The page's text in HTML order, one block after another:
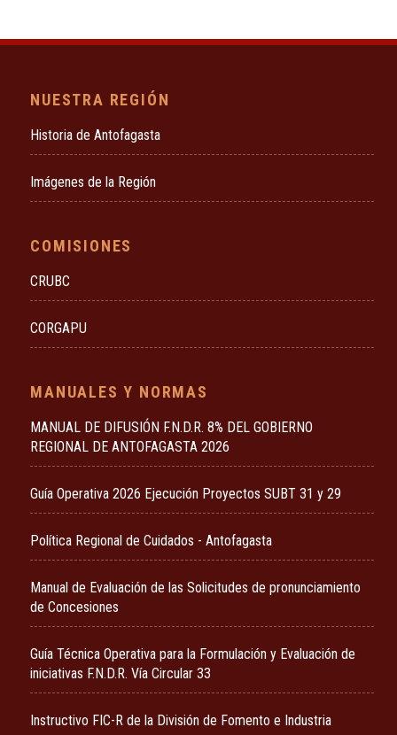
NUESTRA REGIÓN
Historia de Antofagasta
Imágenes de la Región
COMISIONES
CRUBC
CORGAPU
MANUALES Y NORMAS
MANUAL DE DIFUSIÓN F.N.D.R. 8% DEL GOBIERNO
REGIONAL DE ANTOFAGASTA 2026
Guía Operativa 2026 Ejecución Proyectos SUBT 31 y 29
Política Regional de Cuidados - Antofagasta
Manual de Evaluación de las Solicitudes de pronunciamiento
de Concesiones
Guía Técnica Operativa para la Formulación y Evaluación de
iniciativas F.N.D.R. Vía Circular 33
Instructivo FIC-R de la División de Fomento e Industria